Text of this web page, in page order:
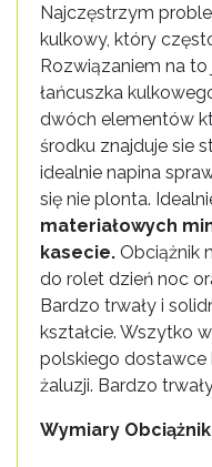
Najczęstrzym
kulkowy, który
Rozwiązaniem na
łańcuszka
dwóch elementów
środku znajduje sie
idealnie napina
się nie plonta.
materiałowych
kasecie. Obciążnik
do rolet dzień noc
Bardzo trwały i
kształcie. Wszytko
polskiego
żaluzji. Bardzo
Wymiary